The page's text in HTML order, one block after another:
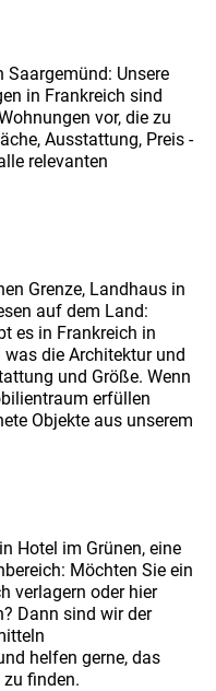
Unsere
in Frankreich sind
vor, die zu
Ausstattung, Preis -
relevanten
Grenze, Landhaus in
auf dem Land:
es in Frankreich in
die Architektur und
und Größe. Wenn
erfüllen
Objekte aus unserem
Hotel im Grünen, eine
Möchten Sie ein
verlagern oder hier
Dann sind wir der
helfen gerne, das
finden.